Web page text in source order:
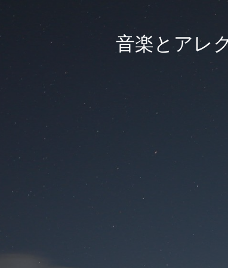
音楽とアレ